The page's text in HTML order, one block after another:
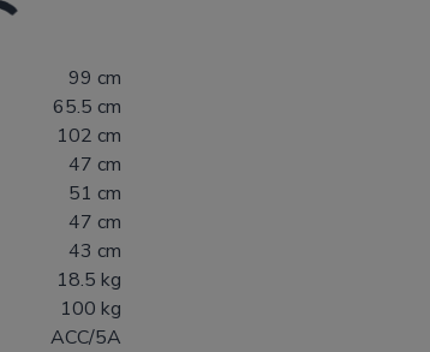
99 cm
65.5 cm
102 cm
47 cm
51 cm
47 cm
43 cm
18.5 kg
100 kg
ACC/5A